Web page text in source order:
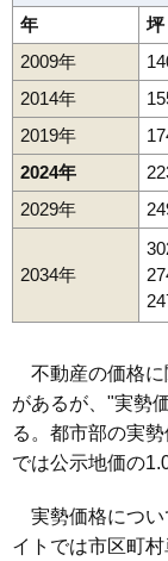
年
坪
2009年
2014年
2019年
2024年
2029年
2034年
不動産の価格に
があるが、"実勢
る。都市部の実
では公示地価の
実勢価格につい
イトでは市区町